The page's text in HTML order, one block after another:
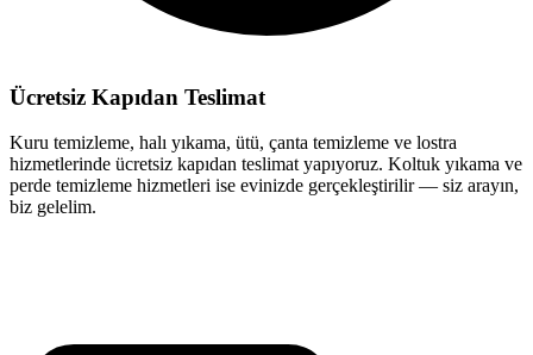
Ücretsiz Kapıdan Teslimat
Kuru temizleme, halı yıkama, ütü, çanta temizleme ve lostra
hizmetlerinde ücretsiz kapıdan teslimat yapıyoruz. Koltuk yıkama ve
perde temizleme hizmetleri ise evinizde gerçekleştirilir — siz arayın,
biz gelelim.